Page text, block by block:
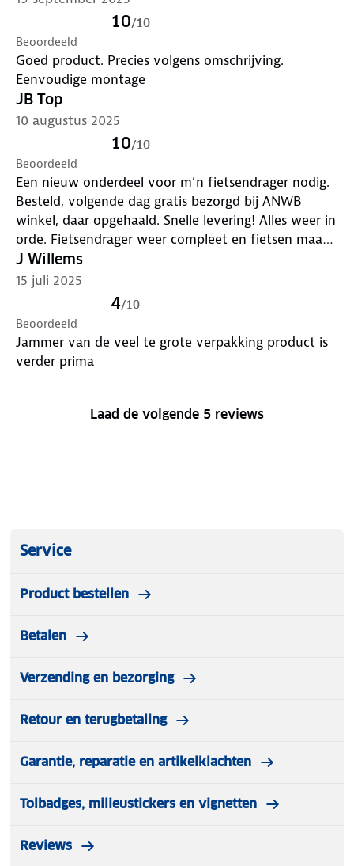
10/10
Beoordeeld
Goed product. Precies volgens omschrijving.
Eenvoudige montage
JB Top
10 augustus 2025
10/10
Beoordeeld
Een nieuw onderdeel voor m’n fietsendrager nodig.
Besteld, volgende dag gratis bezorgd bij ANWB
winkel, daar opgehaald. Snelle levering! Alles weer in
orde. Fietsendrager weer compleet en fietsen maar
weer!
J Willems
15 juli 2025
4/10
Beoordeeld
Jammer van de veel te grote verpakking product is
verder prima
Laad de volgende 5 reviews
Service
Product bestellen
Betalen
Verzending en bezorging
Retour en terugbetaling
Garantie, reparatie en artikelklachten
Tolbadges, milieustickers en vignetten
Reviews